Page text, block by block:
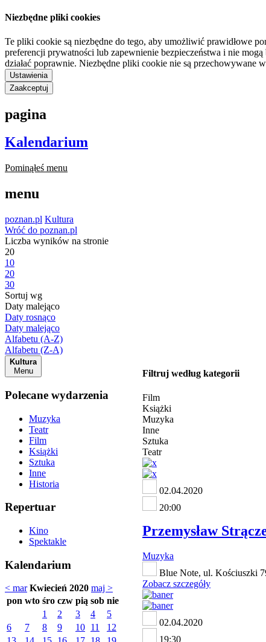
Niezbędne pliki cookies
Te pliki cookie są niezbędne do tego, aby umożliwić prawidłowe
preferencji prywatności lub zapewnienie bezpieczeństwa i nie
działać poprawnie. Niezbędne pliki cookie nie są przechowywane
Ustawienia
Zaakceptuj
pagina
Kalendarium
Pominąłeś menu
menu
poznan.pl Kultura
Wróć do poznan.pl
Liczba wyników na stronie
20
10
20
30
Sortuj wg
Daty malejąco
Daty rosnąco
Daty malejąco
Alfabetu (A-Z)
Alfabetu (Z-A)
Kultura
Menu
Polecane wydarzenia
Muzyka
Teatr
Film
Książki
Sztuka
Inne
Historia
Repertuar
Kino
Spektakle
Kalendarium
< mar Kwiecień 2020 maj >
pon wto śro czw pią sob nie
1
2 3 4
5
6
7 8 9 10 11
12
Filtruj według kategorii
Film
Książki
Muzyka
Inne
Sztuka
Teatr
02.04.2020
20:00
Przemysław
Muzyka
Blue Note, ul. Kościuszki
Zobacz szczegóły
02.04.2020
19:30